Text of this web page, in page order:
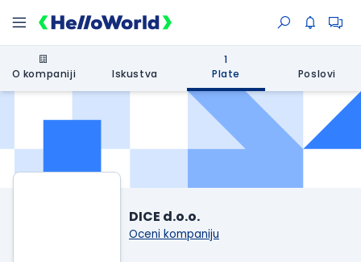
O kompaniji Iskustva
1
Plate
Poslovi
DICE d.o.o.
Oceni kompaniju